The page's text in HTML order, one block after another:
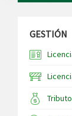
GESTIÓN